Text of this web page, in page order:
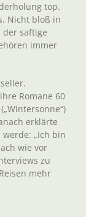
top.
Nicht bloß in
der saftige
immer
Romane 60
erklärte
„Ich bin
wie vor
zu
mehr